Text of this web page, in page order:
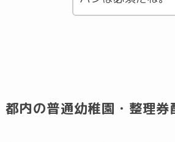
都内の普通幼稚園・整理券